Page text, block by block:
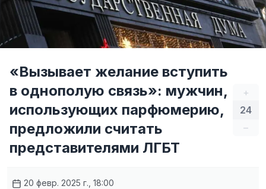
+
24
–
«Вызывает желание вступить
в однополую связь»: мужчин,
использующих парфюмерию,
предложили считать
представителями ЛГБТ
20 февр. 2025 г., 18:00